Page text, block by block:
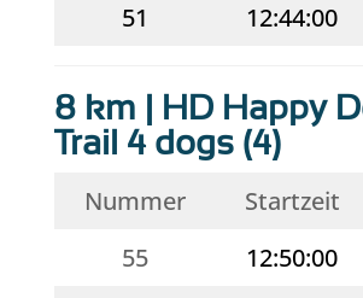
51
12:44:00
8 km | HD Happy
Trail 4 dogs (4)
Nummer Startzeit
55
12:50:00